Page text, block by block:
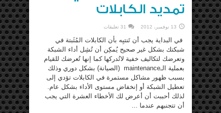
تمديد الكابلات
13 نوفمبر، 2012 31 تعليقات
في البداية يجب أن تَنتبِه بأن الكابلات المُثَبتة في
شبكتك بشكل غير صحيح يُمكِن أن تُشِل أداء الشبكة
وتعرضك لتكاليف خفية لاتُدركها كما إنها تُعرضك للقيام
بعملية الـmaintenance (الصيانة) بشكل دوري وذلك
بسبب ظهور مشاكل مستمرة في الكابلات تؤدي إلى
تعطيل الشبكة أو إنخفاض مستوى الأداء بشكل عام.
لذلك أحببت أن أعرض لك الأخطاء العشرة التي يجب
أن تتجنبهم عندما ...